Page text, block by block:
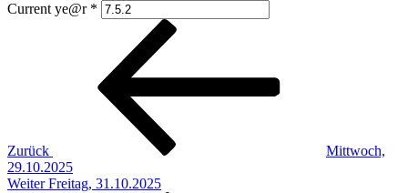
Current ye@r *
Beitragsnavigation
Zurück
Mittwoch,
29.10.2025
Nächster
Weiter Freitag, 31.10.2025